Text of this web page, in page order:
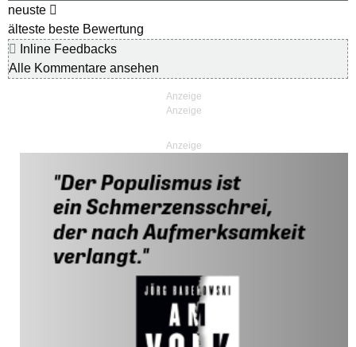
neuste
älteste beste Bewertung
Inline Feedbacks
Alle Kommentare ansehen
Anzeige